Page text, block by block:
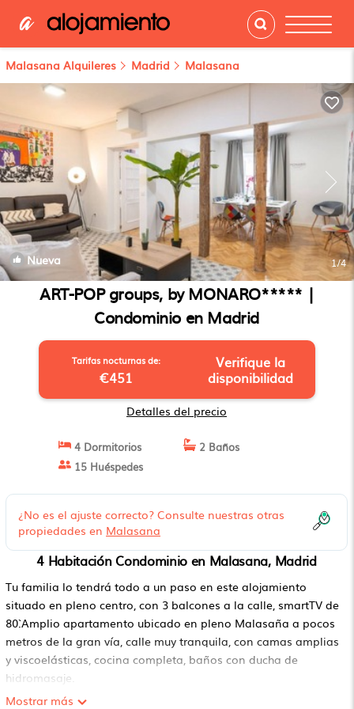
Malasana Alquileres Madrid Malasana
Nueva 1/4
ART-POP groups, by MONARO***** |
Condominio en Madrid
Tarifas nocturnas de:
€451
Verifique la
disponibilidad
Detalles del precio
4 Dormitorios
2 Baños
15 Huéspedes
¿No es el ajuste correcto? Consulte nuestras otras
propiedades en Malasana
4 Habitación Condominio en Malasana, Madrid
Tu familia lo tendrá todo a un paso en este alojamiento
situado en pleno centro, con 3 balcones a la calle, smartTV de
80`.Amplio apartamento ubicado en pleno Malasaña a pocos
metros de la gran vía, calle muy tranquila, con camas amplias
y viscoelásticas, cocina completa, baños con ducha de
hidromasaje.
Malasaña es una zona dinámica de estudiantes con
Mostrar más